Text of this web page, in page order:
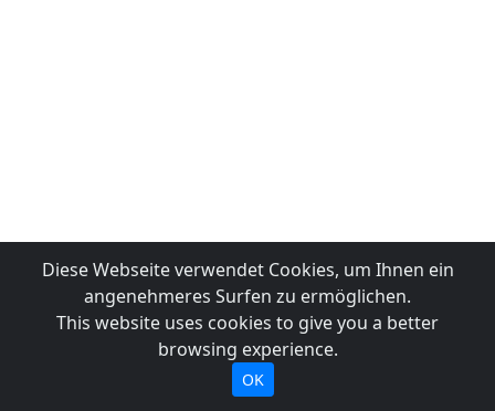
Diese Webseite verwendet Cookies, um Ihnen ein
angenehmeres Surfen zu ermöglichen.
This website uses cookies to give you a better
browsing experience.
OK